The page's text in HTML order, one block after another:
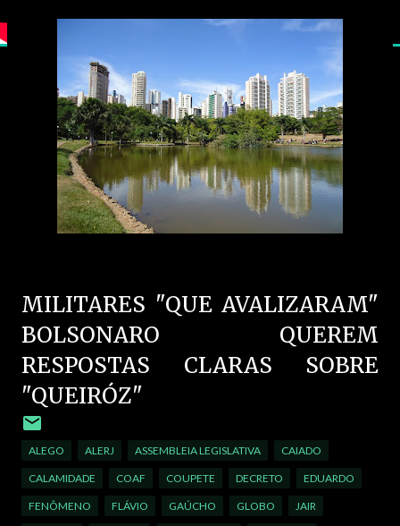
MILITARES "QUE AVALIZARAM"
BOLSONARO QUEREM
RESPOSTAS CLARAS SOBRE
"QUEIRÓZ"
ALEGO ALERJ ASSEMBLEIA LEGISLATIVA CAIADO
CALAMIDADE COAF COUPETE DECRETO EDUARDO
FENÔMENO FLÁVIO GAÚCHO GLOBO JAIR